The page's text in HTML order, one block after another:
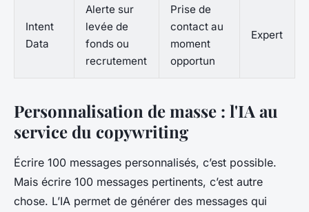
Intent
Data
Alerte sur
levée de
fonds ou
recrutement
Prise de
contact au
moment
opportun
Expert
Personnalisation de masse : l'IA au
service du copywriting
Écrire 100 messages personnalisés, c’est possible.
Mais écrire 100 messages pertinents, c’est autre
chose. L’IA permet de générer des messages qui